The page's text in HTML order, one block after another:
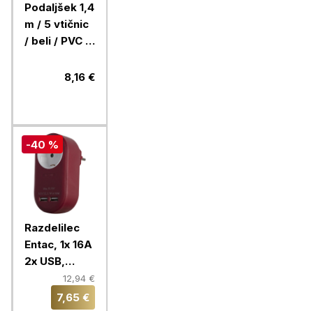
Podaljšek 1,4
m / 5 vtičnic
/ beli / PVC /
8,16 €
-40 %
Razdelilec
Entac, 1x 16A
2x USB,
12,94 €
7,65 €